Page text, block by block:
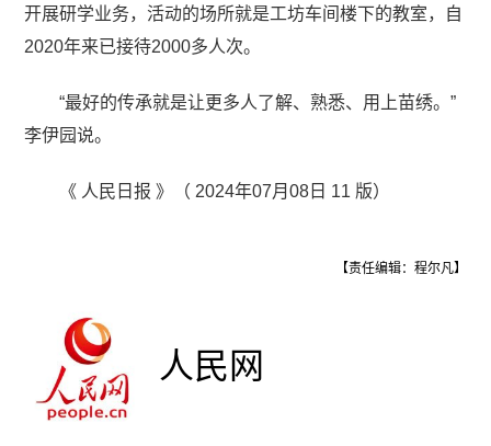
开展研学业务，活动的场所就是工坊车间楼下的教室，自
2020年来已接待2000多人次。
“最好的传承就是让更多人了解、熟悉、用上苗绣。”
李伊园说。
《 人民日报 》（ 2024年07月08日 11 版）
【责任编辑：程尔凡】
人民网